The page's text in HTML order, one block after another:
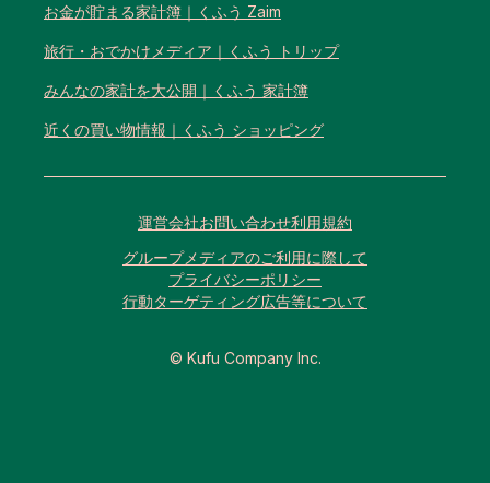
お金が貯まる家計簿｜くふう Zaim
旅行・おでかけメディア｜くふう トリップ
みんなの家計を大公開｜くふう 家計簿
近くの買い物情報｜くふう ショッピング
運営会社お問い合わせ利用規約
グループメディアのご利用に際して
プライバシーポリシー
行動ターゲティング広告等について
© Kufu Company Inc.